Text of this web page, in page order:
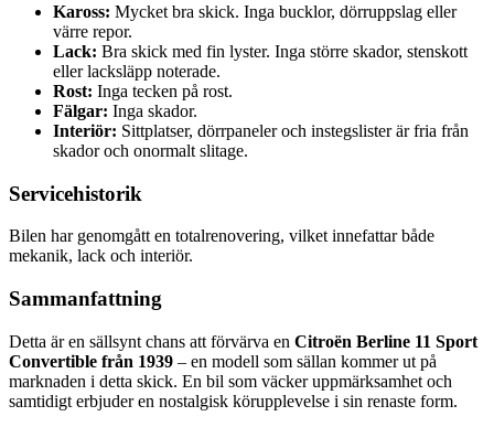
Kaross: Mycket bra skick. Inga bucklor, dörruppslag eller
värre repor.
Lack: Bra skick med fin lyster. Inga större skador, stenskott
eller lacksläpp noterade.
Rost: Inga tecken på rost.
Fälgar: Inga skador.
Interiör: Sittplatser, dörrpaneler och instegslister är fria från
skador och onormalt slitage.
Servicehistorik
Bilen har genomgått en totalrenovering, vilket innefattar både
mekanik, lack och interiör.
Sammanfattning
Detta är en sällsynt chans att förvärva en Citroën Berline 11 Sport
Convertible från 1939 – en modell som sällan kommer ut på
marknaden i detta skick. En bil som väcker uppmärksamhet och
samtidigt erbjuder en nostalgisk körupplevelse i sin renaste form.